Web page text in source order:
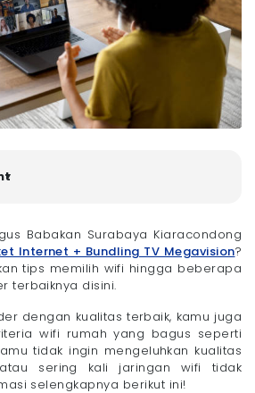
▼
Bagus Babakan Surabaya
Babakan Surabaya Kiaracondong
Internet + Bundling TV Megavision?
tips memilih wifi hingga beberapa
terbaiknya disini.
dengan kualitas terbaik, kamu juga
wifi rumah yang bagus seperti
tidak ingin mengeluhkan kualitas
sering kali jaringan wifi tidak
selengkapnya berikut ini!